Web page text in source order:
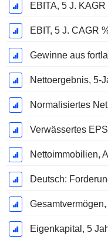
EBITA, 5 J. KAGR
EBIT, 5 J. CAGR
Nettoergebnis, 5-
Verwässertes
Eigenkapital, 5